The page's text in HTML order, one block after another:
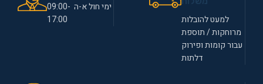
למעט להובלות
מרוחקות / תוספת
עבור קומות ופירוק
דלתות
ימי חול א-ה 09:00-
17:00